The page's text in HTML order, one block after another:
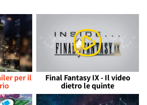
per il Final Fantasy IX - Il video
dietro le quinte